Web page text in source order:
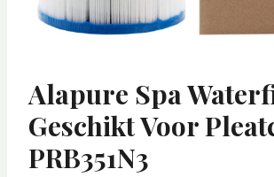
Alapure Spa
Geschikt Voor
PRB351N3